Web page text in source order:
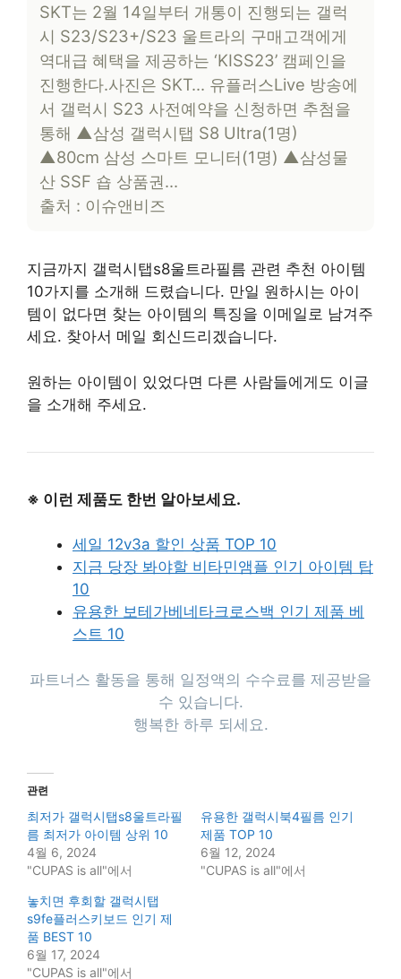
SKT는 2월 14일부터 개통이 진행되는 갤럭
시 S23/S23+/S23 울트라의 구매고객에게
역대급 혜택을 제공하는 ‘KISS23’ 캠페인을
진행한다.사진은 SKT… 유플러스Live 방송에
서 갤럭시 S23 사전예약을 신청하면 추첨을
통해 ▲삼성 갤럭시탭 S8 Ultra(1명)
▲80cm 삼성 스마트 모니터(1명) ▲삼성물
산 SSF 숍 상품권…
출처 : 이슈앤비즈
지금까지 갤럭시탭s8울트라필름 관련 추천 아이템
10가지를 소개해 드렸습니다. 만일 원하시는 아이
템이 없다면 찾는 아이템의 특징을 이메일로 남겨주
세요. 찾아서 메일 회신드리겠습니다.
원하는 아이템이 있었다면 다른 사람들에게도 이글
을 소개해 주세요.
※ 이런 제품도 한번 알아보세요.
세일 12v3a 할인 상품 TOP 10
지금 당장 봐야할 비타민앰플 인기 아이템 탑
10
유용한 보테가베네타크로스백 인기 제품 베
스트 10
파트너스 활동을 통해 일정액의 수수료를 제공받을
수 있습니다.
행복한 하루 되세요.
관련
최저가 갤럭시탭s8울트라필
름 최저가 아이템 상위 10
4월 6, 2024
"CUPAS is all"에서
유용한 갤럭시북4필름 인기
제품 TOP 10
6월 12, 2024
"CUPAS is all"에서
놓치면 후회할 갤럭시탭
s9fe플러스키보드 인기 제
품 BEST 10
6월 17, 2024
"CUPAS is all"에서